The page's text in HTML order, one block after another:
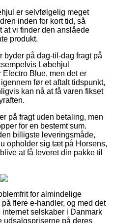
er selvfølgelig meget
inden for kort tid, så
at vi finder den anslåede
produkt.
byder på dag-til-dag fragt på
Løbehjul
Blue, men det er
før et aftalt tidspunkt,
kan nå at få varen fikset
på fragt uden betaling, men
for en bestemt sum.
billigste leveringsmåde,
opholder sig tæt på Horsens,
at få leveret din pakke til
for almindelige
flere e-handler, og med det
selskaber i Danmark
udsalgspriserne på deres